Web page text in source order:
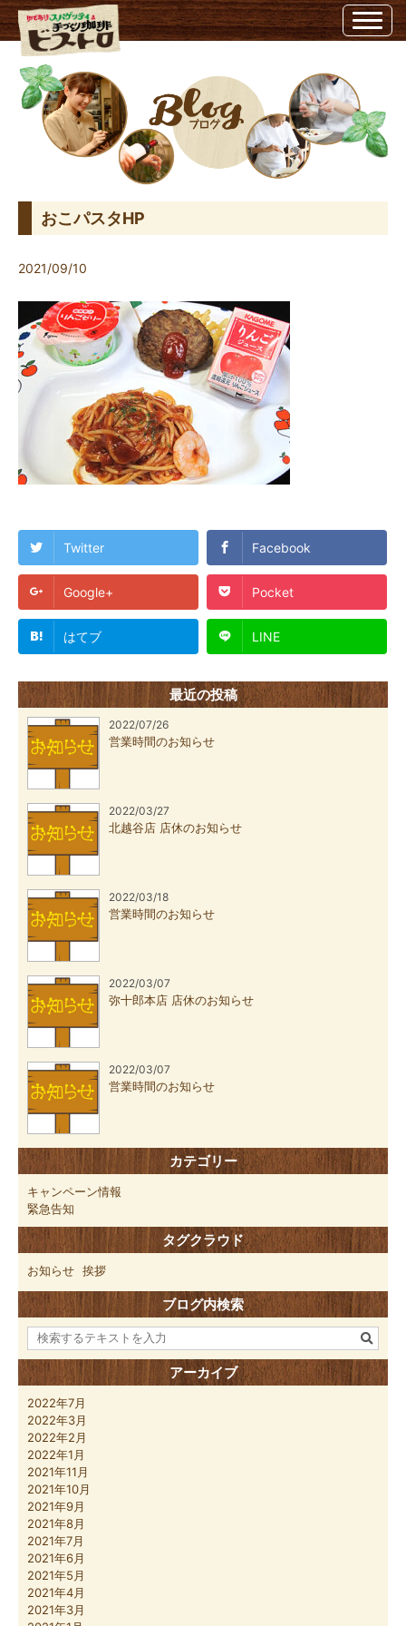
おこパスタHP | ビストロ埼玉県越谷市のビストロ
おこパスタHP
2021/09/10
Twitter Facebook
Google+ Pocket
はてブ LINE
最近の投稿
2022/07/26
営業時間のお知らせ
2022/03/27
北越谷店 店休のお知らせ
2022/03/18
営業時間のお知らせ
2022/03/07
弥十郎本店 店休のお知らせ
2022/03/07
営業時間のお知らせ
カテゴリー
キャンペーン情報
緊急告知
タグクラウド
お知らせ 挨拶
ブログ内検索
アーカイブ
2022年7月
2022年3月
2022年2月
2022年1月
2021年11月
2021年10月
2021年9月
2021年8月
2021年7月
2021年6月
2021年5月
2021年4月
2021年3月